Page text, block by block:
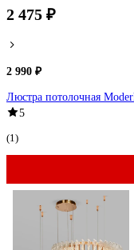
2 475 ₽
2 990 ₽
Люстра потолочная
5
(1)